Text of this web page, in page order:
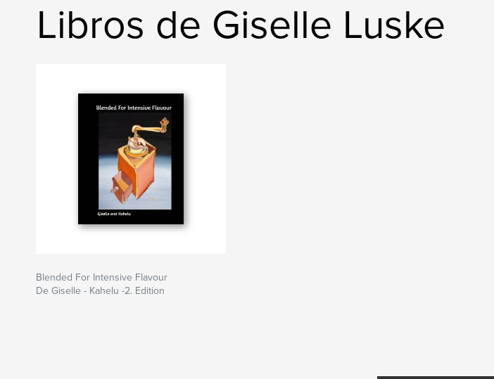
Libros de Giselle Luske
Blended For Intensive Flavour
De Giselle - Kahelu -2. Edition